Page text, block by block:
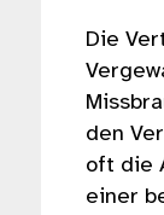
Die
den
oft die
einer